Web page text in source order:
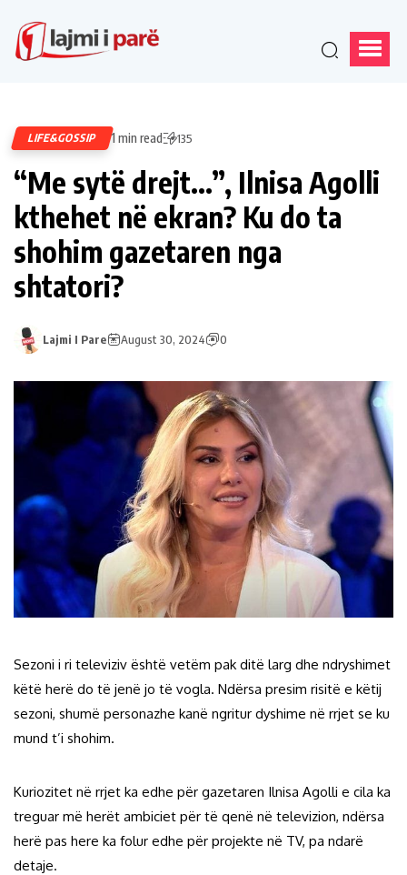
LIFE&GOSSIP 1 min read 135
“Me sytë drejt…”, Ilnisa Agolli
kthehet në ekran? Ku do ta
shohim gazetaren nga
shtatori?
Lajmi I Pare August 30, 2024 0
Sezoni i ri televiziv është vetëm pak ditë larg dhe ndryshimet
këtë herë do të jenë jo të vogla. Ndërsa presim risitë e këtij
sezoni, shumë personazhe kanë ngritur dyshime në rrjet se ku
mund t’i shohim.
Kuriozitet në rrjet ka edhe për gazetaren Ilnisa Agolli e cila ka
treguar më herët ambiciet për të qenë në televizion, ndërsa
herë pas here ka folur edhe për projekte në TV, pa ndarë
detaje.